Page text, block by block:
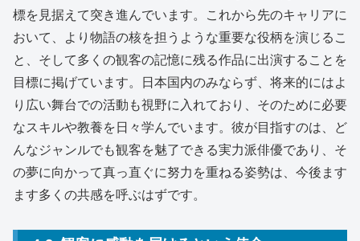
標を見据えて突き進んでいます。これから先のキャリアに
おいて、より物語の核を担うような重要な役柄を演じるこ
と、そして多くの観客の記憶に残る作品に出演することを
目標に掲げています。日本国内のみならず、将来的にはよ
り広い舞台での活動も視野に入れており、そのために必要
なスキルや教養を日々学んでいます。彼が目指すのは、ど
んなジャンルでも観客を魅了できる実力派俳優であり、そ
の夢に向かって真っ直ぐに努力を重ねる姿勢は、今後ます
ます多くの共感を呼ぶはずです。